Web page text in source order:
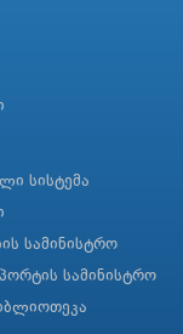
სისტემა
სამინისტრო
სამინისტრო